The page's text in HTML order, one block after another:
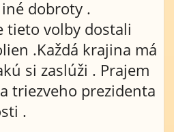
dobroty .
tieto volby dostali
.Každá krajina má
si zaslúži . Prajem
triezveho prezidenta
.